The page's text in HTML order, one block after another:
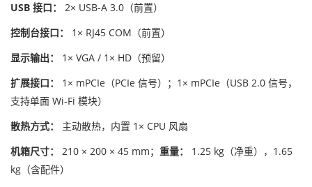
USB 接口：
2× USB-A 3.0（前置）
控制台接口：
1× RJ45 COM（前置）
显示输出：
1× VGA / 1× HD（预留）
扩展接口：
1× mPCIe（PCIe 信号）；1× mPCIe（USB 2.0 信号，
支持单面 Wi-Fi 模块）
散热方式：
主动散热，内置 1× CPU 风扇
机箱尺寸：
210 × 200 × 45 mm； 重量：
1.25 kg（净重），1.65
kg（含配件）